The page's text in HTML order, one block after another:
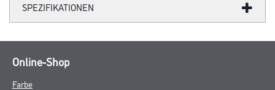
SPEZIFIKATIONEN
Online-Shop
Farbe